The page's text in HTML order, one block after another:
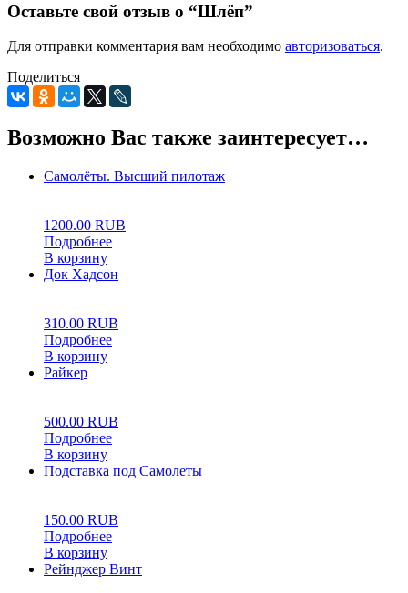
Оставьте свой отзыв о “Шлёп”
Для отправки комментария вам необходимо авторизоваться.
Поделиться
Возможно Вас также заинтересует…
Самолёты. Высший пилотаж
1200.00 RUB
Подробнее
В корзину
Док Хадсон
310.00 RUB
Подробнее
В корзину
Райкер
500.00 RUB
Подробнее
В корзину
Подставка под Самолеты
150.00 RUB
Подробнее
В корзину
Рейнджер Винт